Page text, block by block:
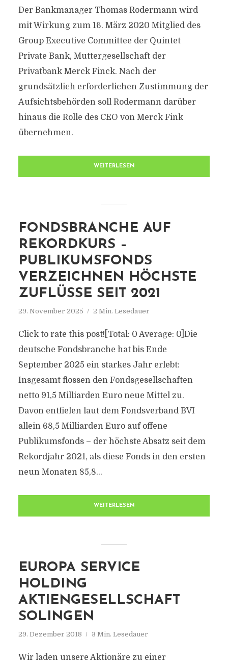
Der Bankmanager Thomas Rodermann wird
mit Wirkung zum 16. März 2020 Mitglied des
Group Executive Committee der Quintet
Private Bank, Muttergesellschaft der
Privatbank Merck Finck. Nach der
grundsätzlich erforderlichen Zustimmung der
Aufsichtsbehörden soll Rodermann darüber
hinaus die Rolle des CEO von Merck Fink
übernehmen.
WEITERLESEN
FONDSBRANCHE AUF
REKORDKURS –
PUBLIKUMSFONDS
VERZEICHNEN HÖCHSTE
ZUFLÜSSE SEIT 2021
29. November 2025 2 Min. Lesedauer
Click to rate this post![Total: 0 Average: 0]Die
deutsche Fondsbranche hat bis Ende
September 2025 ein starkes Jahr erlebt:
Insgesamt flossen den Fondsgesellschaften
netto 91,5 Milliarden Euro neue Mittel zu.
Davon entfielen laut dem Fondsverband BVI
allein 68,5 Milliarden Euro auf offene
Publikumsfonds – der höchste Absatz seit dem
Rekordjahr 2021, als diese Fonds in den ersten
neun Monaten 85,8...
WEITERLESEN
EUROPA SERVICE
HOLDING
AKTIENGESELLSCHAFT
SOLINGEN
29. Dezember 2018 3 Min. Lesedauer
Wir laden unsere Aktionäre zu einer